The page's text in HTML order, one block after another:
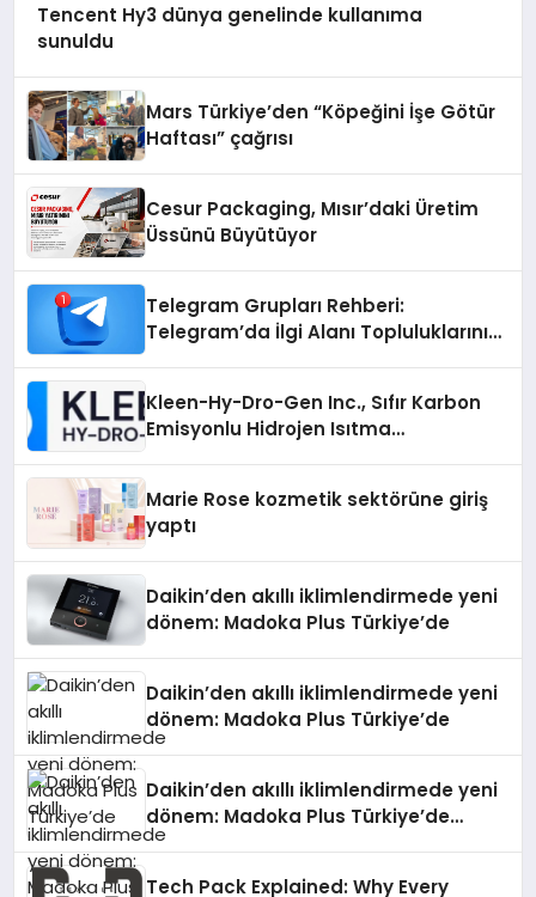
Tencent Hy3 dünya genelinde kullanıma
sunuldu
Mars Türkiye’den “Köpeğini İşe Götür
Haftası” çağrısı
Cesur Packaging, Mısır’daki Üretim
Üssünü Büyütüyor
Telegram Grupları Rehberi:
Telegram’da İlgi Alanı Topluluklarını
Kleen-Hy-Dro-Gen Inc., Sıfır Karbon
Emisyonlu Hidrojen Isıtma
Marie Rose kozmetik sektörüne giriş
yaptı
Daikin’den akıllı iklimlendirmede yeni
dönem: Madoka Plus Türkiye’de
Daikin’den akıllı iklimlendirmede yeni
dönem: Madoka Plus Türkiye’de
Daikin’den akıllı iklimlendirmede yeni
dönem: Madoka Plus Türkiye’de
Daikin’in kullanıcı dostu tasarımıyla
Tech Pack Explained: Why Every